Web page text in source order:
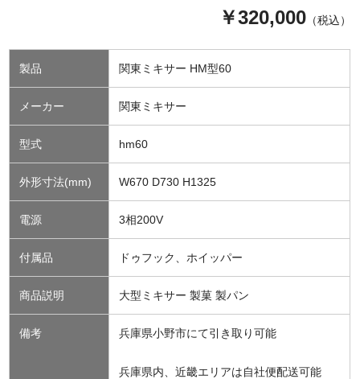
￥320,000（税込）
製品 関東ミキサー HM型60
メーカー 関東ミキサー
型式 hm60
外形寸法(mm) W670 D730 H1325
電源 3相200V
付属品 ドゥフック、ホイッパー
商品説明 大型ミキサー 製菓 製パン
備考 兵庫県小野市にて引き取り可能
兵庫県内、近畿エリアは自社便配送可能